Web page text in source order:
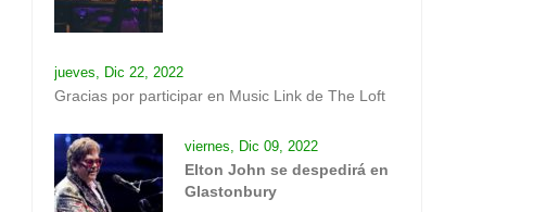
jueves, Dic 22, 2022
Gracias por participar en Music Link de The Loft
viernes, Dic 09, 2022
Elton John se despedirá en
Glastonbury